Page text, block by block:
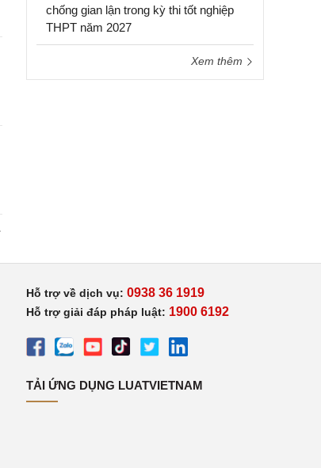
chống gian lận trong kỳ thi tốt nghiệp
THPT năm 2027
Xem thêm
Hỗ trợ về dịch vụ: 0938 36 1919
Hỗ trợ giải đáp pháp luật: 1900 6192
TẢI ỨNG DỤNG LUATVIETNAM